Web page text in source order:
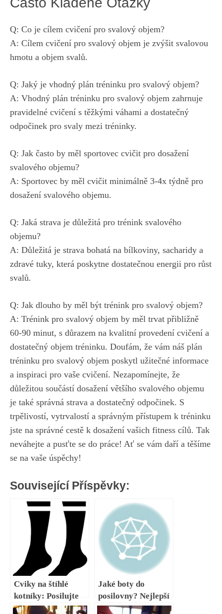
Q: Co je cílem cvičení pro svalový objem?
A: Cílem cvičení pro svalový objem je zvýšit svalovou
hmotu a objem svalů.
Q: Jaký je vhodný plán tréninku pro svalový objem?
A: Vhodný plán tréninku pro svalový objem zahrnuje
pravidelné cvičení s těžkými váhami a dostatečný
odpočinek pro svaly mezi tréninky.
Q: Jak často by měl sportovec cvičit pro dosažení
svalového objemu?
A: Sportovec by měl cvičit minimálně 3-4x týdně pro
dosažení svalového objemu.
Q: Jaká strava je důležitá pro trénink svalového
objemu?
A: Důležitá je strava bohatá na bílkoviny, sacharidy a
zdravé tuky, která poskytne dostatečnou energii pro růst
svalů.
Q: Jak dlouho by měl být trénink pro svalový objem?
A: Trénink pro svalový objem by měl trvat přibližně
60-90 minut, s důrazem na kvalitní provedení cvičení a
dostatečný objem tréninku. Doufám, že vám náš plán
tréninku pro svalový objem poskytl užitečné informace
a inspiraci pro vaše cvičení. Nezapomínejte, že
důležitou součástí dosažení většího svalového objemu
je také správná strava a dostatečný odpočinek. S
trpělivostí, vytrvalostí a správným přístupem k tréninku
jste na správné cestě k dosažení vašich fitness cílů. Tak
neváhejte a pusťte se do práce! Ať se vám daří a těšíme
se na vaše úspěchy!
Související Příspěvky:
Cviky na štíhlé
kotníky: Posilujte
kotníky pro silné a
Jaké boty do
posilovny? Nejlepší
výběr pro